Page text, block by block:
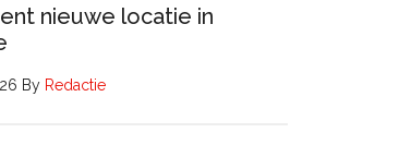
nieuwe locatie in
By Redactie